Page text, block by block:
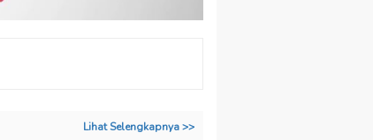
Lihat Selengkapnya >>